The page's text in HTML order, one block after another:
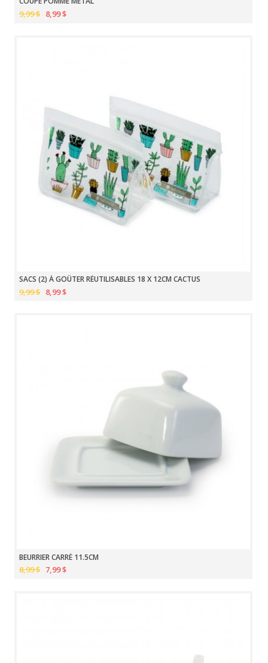
9,99 $ 8,99 $
SACS (2) À GOÛTER RÉUTILISABLES 18 X 12CM CACTUS
9,99 $ 8,99 $
BEURRIER CARRÉ 11.5CM
8,99 $ 7,99 $